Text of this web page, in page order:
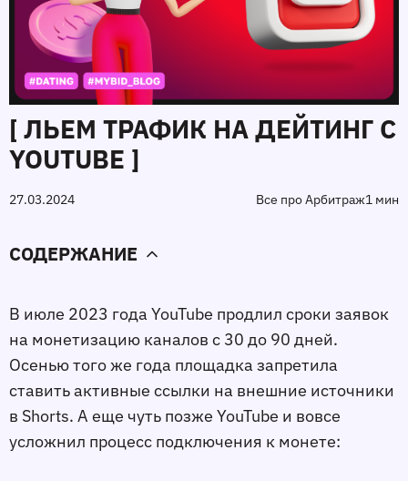
[ ЛЬЕМ ТРАФИК НА ДЕЙТИНГ С
YOUTUBE ]
27.03.2024 Все про Арбитраж1 мин
СОДЕРЖАНИЕ
В июле 2023 года YouTube продлил сроки заявок
на монетизацию каналов с 30 до 90 дней.
Осенью того же года площадка запретила
ставить активные ссылки на внешние источники
в Shorts. А еще чуть позже YouTube и вовсе
усложнил процесс подключения к монете: